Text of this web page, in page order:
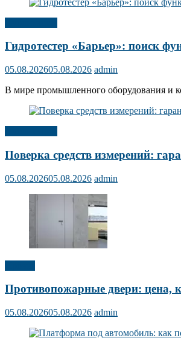
Гидротестер «Барьер»: поиск
05.08.202605.08.2026 admin
В мире промышленного оборудования и
Поверка средств измерений:
05.08.202605.08.2026 admin
Противопожарные двери: цена,
05.08.202605.08.2026 admin